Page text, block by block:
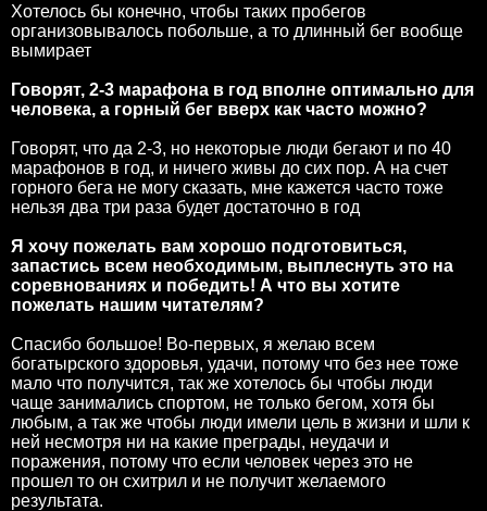
Хотелось бы конечно, чтобы таких пробегов
организовывалось побольше, а то длинный бег вообще
вымирает
Говорят, 2-3 марафона в год вполне оптимально для
человека, а горный бег вверх как часто можно?
Говорят, что да 2-3, но некоторые люди бегают и по 40
марафонов в год, и ничего живы до сих пор. А на счет
горного бега не могу сказать, мне кажется часто тоже
нельзя два три раза будет достаточно в год
Я хочу пожелать вам хорошо подготовиться,
запастись всем необходимым, выплеснуть это на
соревнованиях и победить! А что вы хотите
пожелать нашим читателям?
Спасибо большое! Во-первых, я желаю всем
богатырского здоровья, удачи, потому что без нее тоже
мало что получится, так же хотелось бы чтобы люди
чаще занимались спортом, не только бегом, хотя бы
любым, а так же чтобы люди имели цель в жизни и шли к
ней несмотря ни на какие преграды, неудачи и
поражения, потому что если человек через это не
прошел то он схитрил и не получит желаемого
результата.